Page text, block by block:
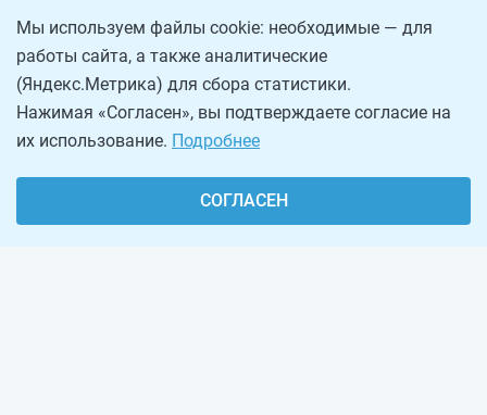
Мы используем файлы cookie: необходимые — для
работы сайта, а также аналитические
(Яндекс.Метрика) для сбора статистики.
Нажимая «Согласен», вы подтверждаете согласие на
их использование. Подробнее
СОГЛАСЕН